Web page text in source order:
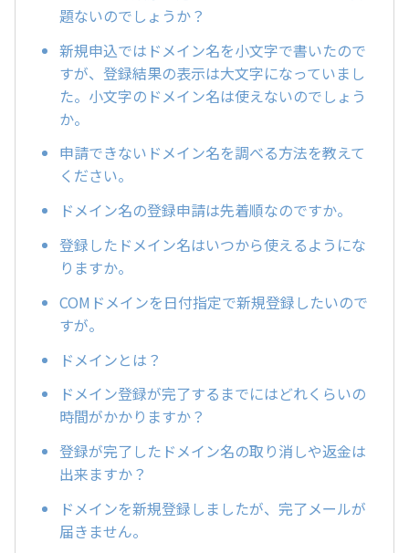
題ないのでしょうか？
新規申込ではドメイン名を小文字で書いたので
すが、登録結果の表示は大文字になっていまし
た。小文字のドメイン名は使えないのでしょう
か。
申請できないドメイン名を調べる方法を教えて
ください。
ドメイン名の登録申請は先着順なのですか。
登録したドメイン名はいつから使えるようにな
りますか。
COMドメインを日付指定で新規登録したいので
すが。
ドメインとは？
ドメイン登録が完了するまでにはどれくらいの
時間がかかりますか？
登録が完了したドメイン名の取り消しや返金は
出来ますか？
ドメインを新規登録しましたが、完了メールが
届きません。